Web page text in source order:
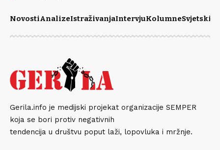
NovostiAnalizeIstraživanjaIntervjuKolumneSvjetski
Gerila.info je medijski projekat organizacije SEMPER
koja se bori protiv negativnih
tendencija u društvu poput laži, lopovluka i mržnje.